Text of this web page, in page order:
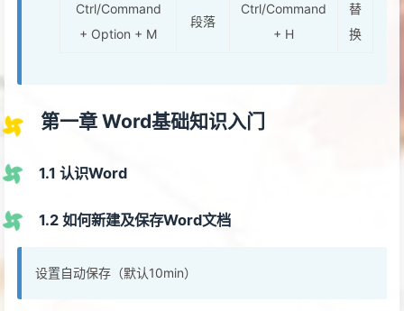
Ctrl/Command
+ Option + M
段落
Ctrl/Command
+ H
替
换
第一章 Word基础知识入门
1.1 认识Word
1.2 如何新建及保存Word文档
设置自动保存（默认10min）